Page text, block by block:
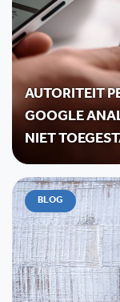
AUTORITEIT
GOOGLE
NIET
BLOG